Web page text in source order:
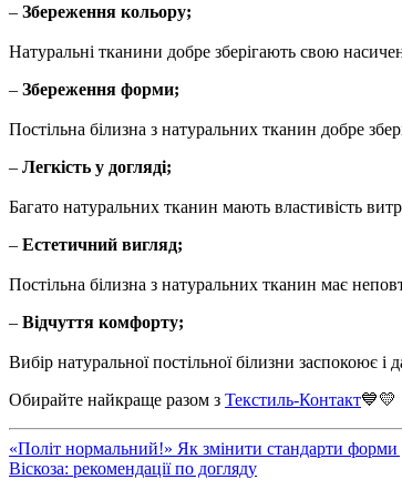
– Збереження кольору;
Натуральні тканини добре зберігають свою
– Збереження форми;
Постільна білизна з натуральних тканин добре
– Легкість у догляді;
Багато натуральних тканин мають властивість
– Естетичний вигляд;
Постільна білизна з натуральних тканин має
– Відчуття комфорту;
Вибір натуральної постільної білизни заспокоює
Обирайте найкраще разом з Текстиль-Контакт💙💛
«Політ нормальний!» Як змінити стандарти форми
Віскоза: рекомендації по догляду